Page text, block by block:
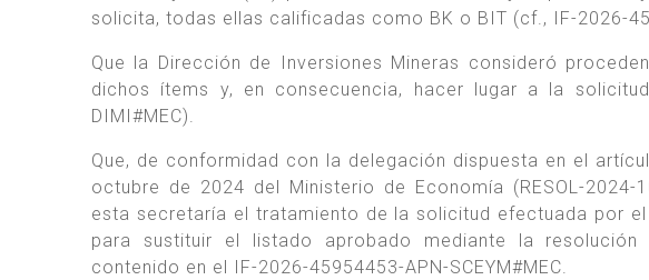
solicita, todas ellas calificadas como BK o BIT (cf., IF-2026-
Que la Dirección de Inversiones Mineras consideró
dichos ítems y, en consecuencia, hacer lugar a la
DIMI#MEC).
Que, de conformidad con la delegación dispuesta en el
octubre de 2024 del Ministerio de Economía (RESOL-
esta secretaría el tratamiento de la solicitud efectuada por
para sustituir el listado aprobado mediante la
contenido en el IF-2026-45954453-APN-SCEYM#MEC.